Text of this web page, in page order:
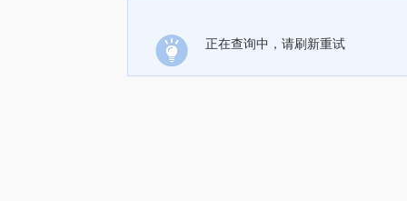
正在查询中，请刷新重试